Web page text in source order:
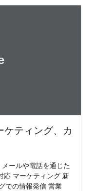
ティング、カ
ールや電話を通じた
応 マーケティング 新
での情報発信 営業